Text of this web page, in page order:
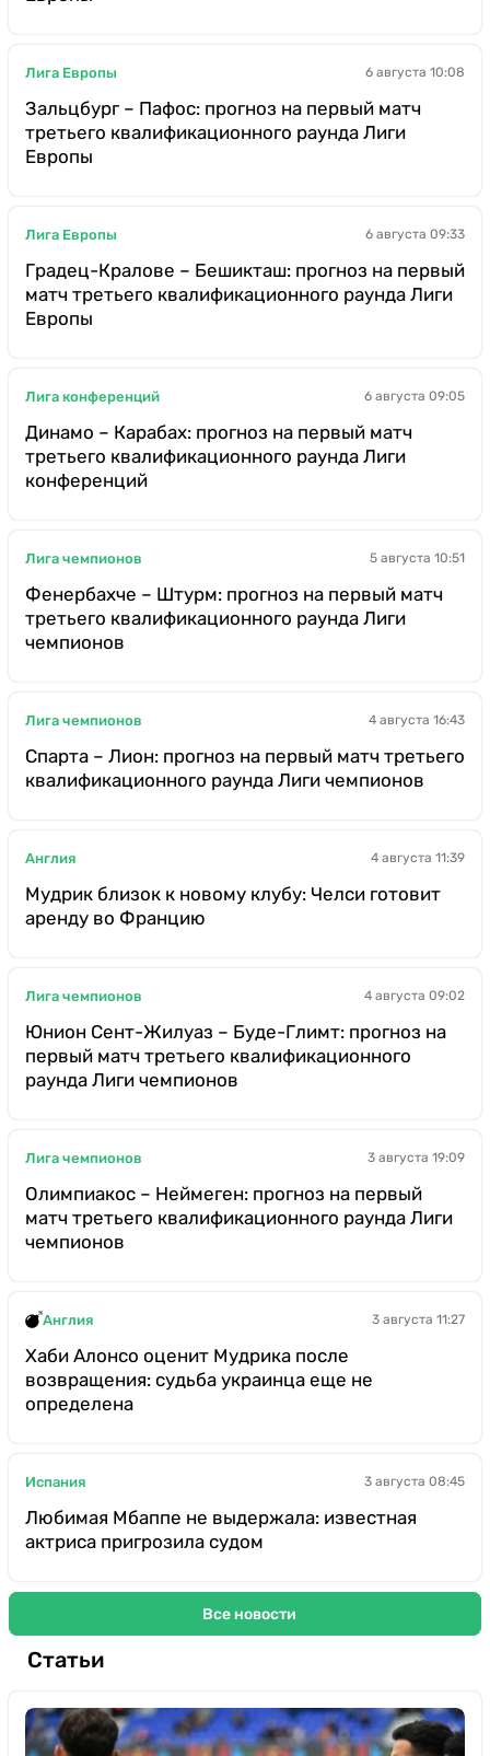
Лига Европы 6 августа 10:08
Зальцбург – Пафос: прогноз на первый матч
третьего квалификационного раунда Лиги
Европы
Лига Европы 6 августа 09:33
Градец-Кралове – Бешикташ: прогноз на первый
матч третьего квалификационного раунда Лиги
Европы
Лига конференций 6 августа 09:05
Динамо – Карабах: прогноз на первый матч
третьего квалификационного раунда Лиги
конференций
Лига чемпионов 5 августа 10:51
Фенербахче – Штурм: прогноз на первый матч
третьего квалификационного раунда Лиги
чемпионов
Лига чемпионов 4 августа 16:43
Спарта – Лион: прогноз на первый матч третьего
квалификационного раунда Лиги чемпионов
Англия 4 августа 11:39
Мудрик близок к новому клубу: Челси готовит
аренду во Францию
Лига чемпионов 4 августа 09:02
Юнион Сент-Жилуаз – Буде-Глимт: прогноз на
первый матч третьего квалификационного
раунда Лиги чемпионов
Лига чемпионов 3 августа 19:09
Олимпиакос – Неймеген: прогноз на первый
матч третьего квалификационного раунда Лиги
чемпионов
Англия 3 августа 11:27
Хаби Алонсо оценит Мудрика после
возвращения: судьба украинца еще не
определена
Испания 3 августа 08:45
Любимая Мбаппе не выдержала: известная
актриса пригрозила судом
Все новости
Статьи